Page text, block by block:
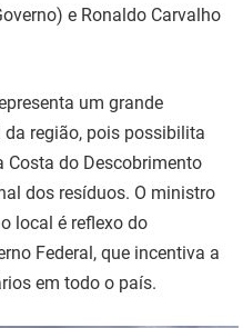
e Ronaldo Carvalho
um grande
região, pois possibilita
Costa do Descobrimento
dos resíduos. O ministro
local é reflexo do
Federal, que incentiva a
em todo o país.